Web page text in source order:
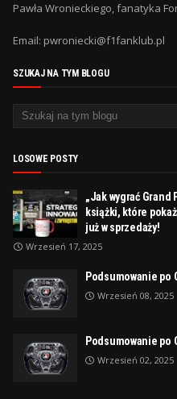
Pawła Wronieckiego, fanatyka
Email: pwroniecki@f1fanklub.pl
SZUKAJ NA TYM BLOGU
LOSOWE POSTY
„Jak wygrać Grand
książki, które
już w sprzedaży!
Wrzesień 17, 2025
Podsumowanie po
Wrzesień 08, 2025
Podsumowanie po
Wrzesień 02, 2025